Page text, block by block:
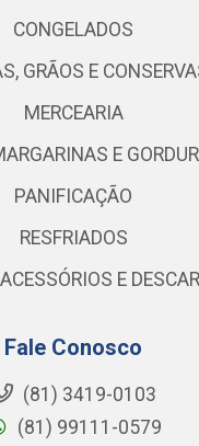
CONGELADOS
GRÃOS E
MERCEARIA
E
PANIFICAÇÃO
RESFRIADOS
E
Fale Conosco
(81) 3419-0103
(81) 99111-0579